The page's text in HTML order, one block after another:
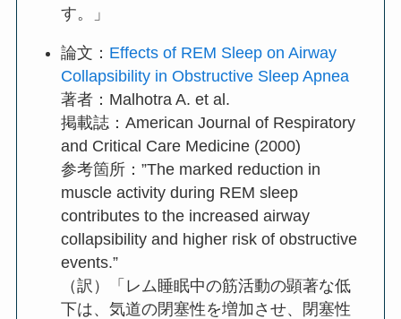
す。」
論文： Effects of REM Sleep on Airway
Collapsibility in Obstructive Sleep Apnea
著者：Malhotra A. et al.
掲載誌：American Journal of Respiratory
and Critical Care Medicine (2000)
参考箇所：”The marked reduction in
muscle activity during REM sleep
contributes to the increased airway
collapsibility and higher risk of obstructive
events.”
（訳）「レム睡眠中の筋活動の顕著な低
下は、気道の閉塞性を増加させ、閉塞性